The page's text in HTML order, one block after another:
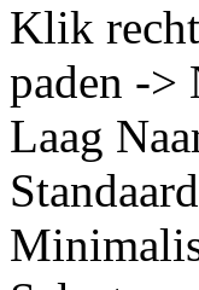
Klik
paden ->
Laag